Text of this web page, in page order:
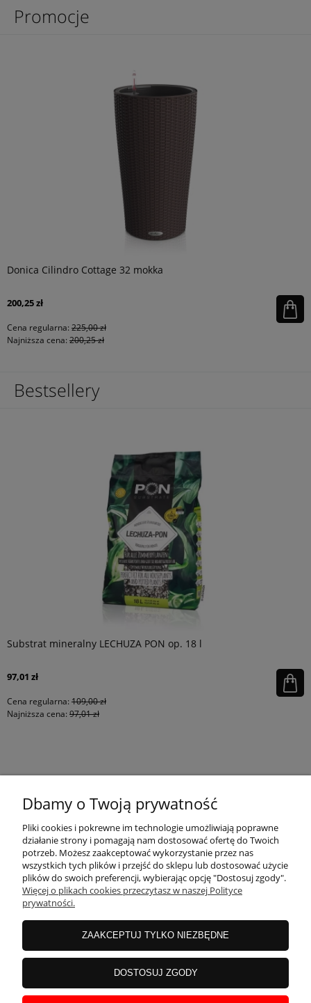
Promocje
Donica Cilindro Cottage 32 mokka
200,25 zł
Cena regularna: 225,00 zł
Najniższa cena: 200,25 zł
Bestsellery
Substrat mineralny LECHUZA PON op. 18 l
97,01 zł
Cena regularna: 109,00 zł
Najniższa cena: 97,01 zł
MOJE KONTO
PŁATNOŚCI I DOSTAWA
INFORMACJE
INSTRUKCJE
Dbamy o Twoją prywatność
Pliki cookies i pokrewne im technologie umożliwiają poprawne
działanie strony i pomagają nam dostosować ofertę do Twoich
potrzeb. Możesz zaakceptować wykorzystanie przez nas
wszystkich tych plików i przejść do sklepu lub dostosować użycie
plików do swoich preferencji, wybierając opcję "Dostosuj zgody".
Więcej o plikach cookies przeczytasz w naszej Polityce
prywatności.
ZAAKCEPTUJ TYLKO NIEZBĘDNE
DOSTOSUJ ZGODY